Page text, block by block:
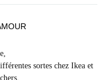
sortes chez Ikea et